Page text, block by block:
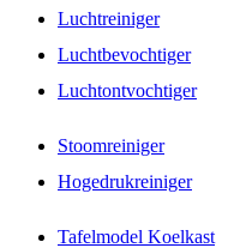
Luchtreiniger
Luchtbevochtiger
Luchtontvochtiger
Stoomreiniger
Hogedrukreiniger
Tafelmodel Koelkast